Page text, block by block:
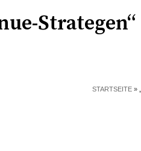
Strategen“
STARTSEITE »